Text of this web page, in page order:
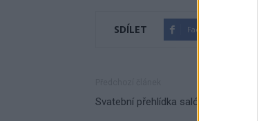
SDÍLET Facebook
Svatební přehlídka salónu LaMariée